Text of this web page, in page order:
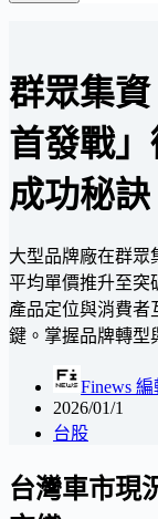
群眾集
首發戰
成功秘訣
大型品牌廠在群眾
平均單價推升至突
產品定位與消費者
鍵。掌握品牌轉型
Finews 編
2026/01/1
台股
台灣車市現